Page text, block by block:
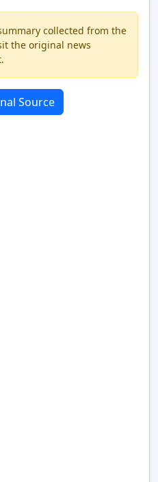
collected from the
the original news
Source